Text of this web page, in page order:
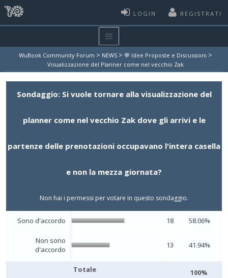
LOGIN REGISTRATI
WuBook Community Forum > NEWS > 💬 Idee Proposte e Discussioni >
Visualizzazione del Planner come nel vecchio Zak
Sondaggio: Si vuole tornare alla visualizzazione del
planner come nel vecchio Zak dove gli arrivi e le
partenze delle prenotazioni occupavano l'intera casella
e non la mezza giornata?
Non hai i permessi per votare in questo sondaggio.
Sono d'accordo 18 58.06%
Non sono
d'accordo
13 41.94%
Totale 100%